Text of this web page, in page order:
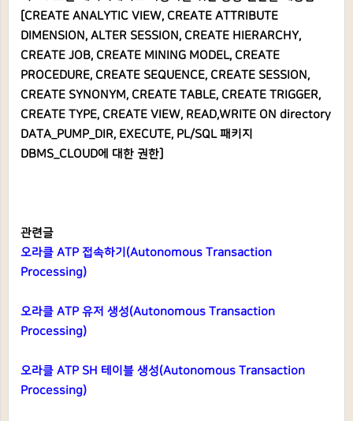
[CREATE ANALYTIC VIEW, CREATE ATTRIBUTE
DIMENSION, ALTER SESSION, CREATE HIERARCHY,
CREATE JOB, CREATE MINING MODEL, CREATE
PROCEDURE, CREATE SEQUENCE, CREATE SESSION,
CREATE SYNONYM, CREATE TABLE, CREATE TRIGGER,
CREATE TYPE, CREATE VIEW, READ,WRITE ON directory
DATA_PUMP_DIR, EXECUTE, PL/SQL 패키지
DBMS_CLOUD에 대한 권한]
관련글
오라클 ATP 접속하기(Autonomous Transaction
Processing)
오라클 ATP 유저 생성(Autonomous Transaction
Processing)
오라클 ATP SH 테이블 생성(Autonomous Transaction
Processing)